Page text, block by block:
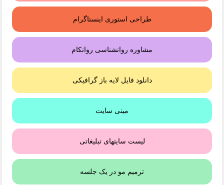
طراحی استوری اینستاگرام
مشاوره روانشناسی روانکام
دانلود فایل لایه باز گرافیکی
مینی سایت
لیست سایتهای تبلیغاتی
ترمیم مو در یک جلسه